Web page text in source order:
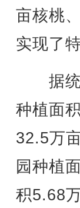
亩核桃
实现了
据统
种植面
32.5万
园种植
积5.68